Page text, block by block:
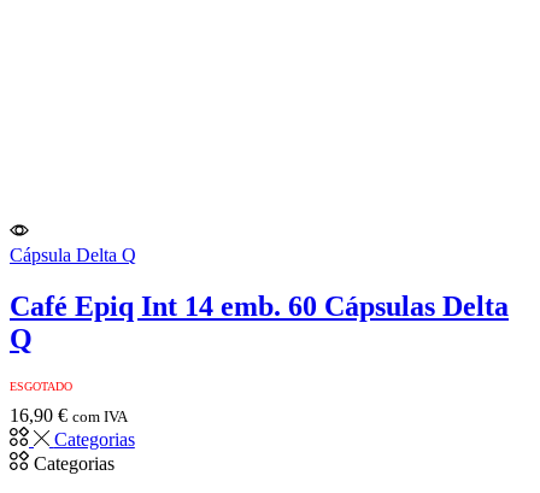
Cápsula Delta Q
Café Epiq Int 14 emb. 60 Cápsulas Delta
Q
ESGOTADO
16,90 € com IVA
Categorias
Categorias